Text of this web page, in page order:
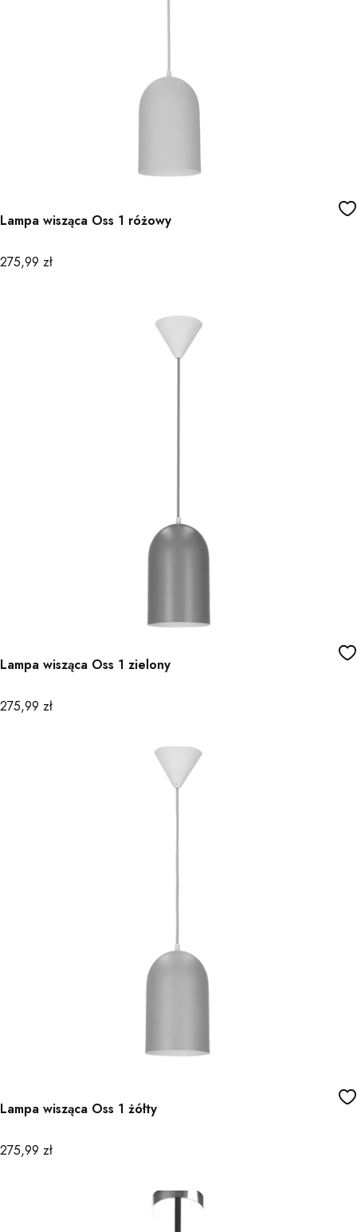
Lampa wisząca Oss 1 różowy
Cena
275,99 zł
Lampa wisząca Oss 1 zielony
Cena
275,99 zł
Lampa wisząca Oss 1 żółty
Cena
275,99 zł